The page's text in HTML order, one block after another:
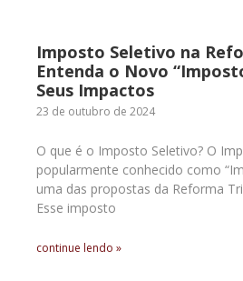
Imposto Seletivo na
Entenda o Novo
Seus Impactos
23 de outubro de 2024
O que é o Imposto Seletivo? O
popularmente conhecido como
uma das propostas da Reforma
Esse imposto
continue lendo »